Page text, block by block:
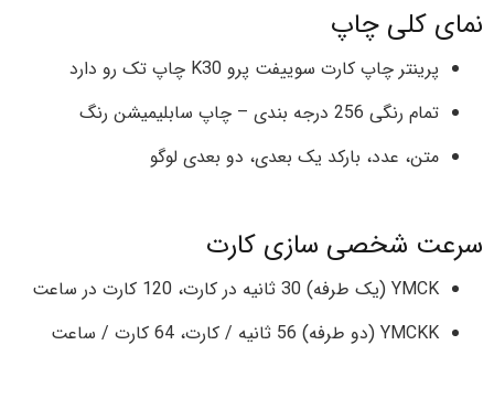
نمای کلی چاپ
پرینتر چاپ کارت سوییفت پرو K30 چاپ تک رو دارد
تمام رنگی 256 درجه بندی – چاپ سابلیمیشن رنگ
متن، عدد، بارکد یک بعدی، دو بعدی لوگو
سرعت شخصی سازی کارت
YMCK (یک طرفه) 30 ثانیه در کارت، 120 کارت در ساعت
YMCKK (دو طرفه) 56 ثانیه / کارت، 64 کارت / ساعت